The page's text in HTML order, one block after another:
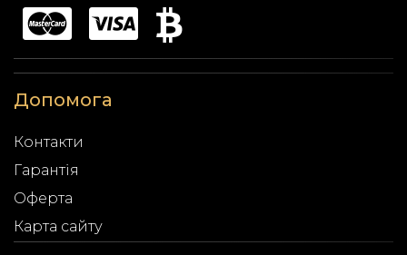
Допомога
Контакти
Гарантія
Оферта
Карта сайту